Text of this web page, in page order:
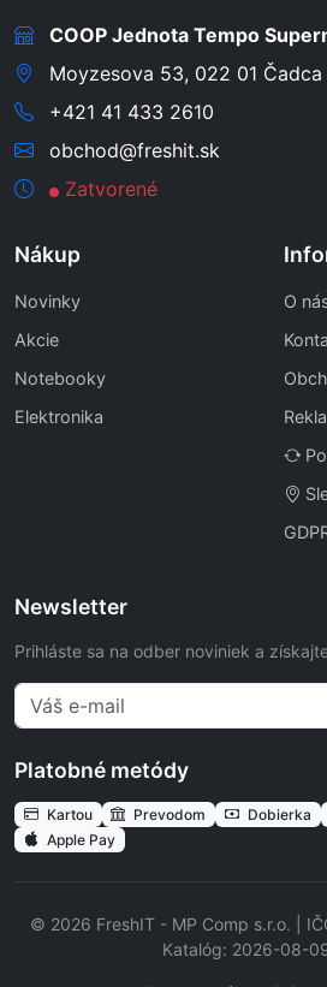
COOP Jednota Tempo
Moyzesova 53, 022 01 Čadca
+421 41 433 2610
obchod@freshit.sk
Zatvorené
Nákup
Novinky
Akcie
Notebooky
Elektronika
O
Newsletter
Prihláste sa na odber noviniek a
Platobné metódy
Kartou Prevodom Dobierka
Apple Pay
© 2026 FreshIT - MP Comp s.r.o. |
Katalóg: 2026-08-